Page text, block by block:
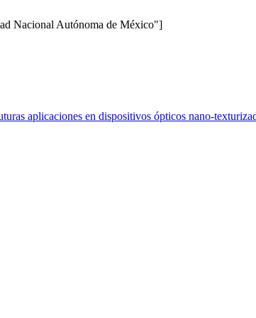
Nacional Autónoma de México"]
aplicaciones en dispositivos ópticos nano-